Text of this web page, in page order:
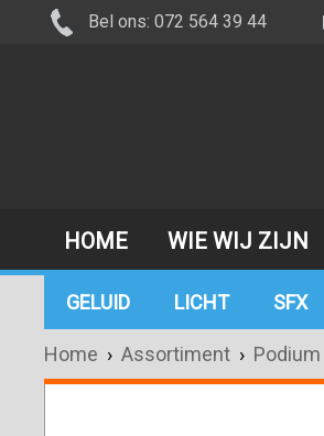
Bel ons: 072 564 39 44
HOME WIE WIJ ZIJN
GELUID LICHT SFX
Home › Assortiment › Podium